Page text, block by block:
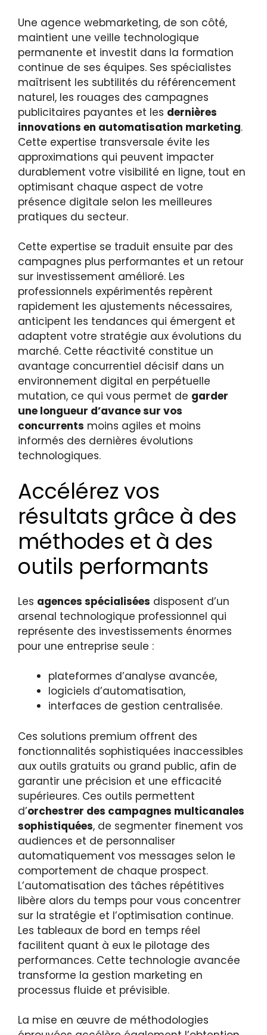
Une agence webmarketing, de son côté,
maintient une veille technologique
permanente et investit dans la formation
continue de ses équipes. Ses spécialistes
maîtrisent les subtilités du référencement
naturel, les rouages des campagnes
publicitaires payantes et les dernières
innovations en automatisation marketing.
Cette expertise transversale évite les
approximations qui peuvent impacter
durablement votre visibilité en ligne, tout en
optimisant chaque aspect de votre
présence digitale selon les meilleures
pratiques du secteur.
Cette expertise se traduit ensuite par des
campagnes plus performantes et un retour
sur investissement amélioré. Les
professionnels expérimentés repèrent
rapidement les ajustements nécessaires,
anticipent les tendances qui émergent et
adaptent votre stratégie aux évolutions du
marché. Cette réactivité constitue un
avantage concurrentiel décisif dans un
environnement digital en perpétuelle
mutation, ce qui vous permet de garder
une longueur d’avance sur vos
concurrents moins agiles et moins
informés des dernières évolutions
technologiques.
Accélérez vos
résultats grâce à des
méthodes et à des
outils performants
Les agences spécialisées disposent d’un
arsenal technologique professionnel qui
représente des investissements énormes
pour une entreprise seule :
plateformes d’analyse avancée,
logiciels d’automatisation,
interfaces de gestion centralisée.
Ces solutions premium offrent des
fonctionnalités sophistiquées inaccessibles
aux outils gratuits ou grand public, afin de
garantir une précision et une efficacité
supérieures. Ces outils permettent
d’orchestrer des campagnes multicanales
sophistiquées, de segmenter finement vos
audiences et de personnaliser
automatiquement vos messages selon le
comportement de chaque prospect.
L’automatisation des tâches répétitives
libère alors du temps pour vous concentrer
sur la stratégie et l’optimisation continue.
Les tableaux de bord en temps réel
facilitent quant à eux le pilotage des
performances. Cette technologie avancée
transforme la gestion marketing en
processus fluide et prévisible.
La mise en œuvre de méthodologies